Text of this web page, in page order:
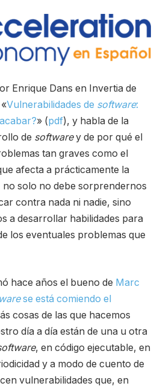
Enrique Dans en Invertia de
Vulnerabilidades de software:
» (pdf), y habla de la
de softwarey de por qué el
tan graves como el
afecta a prácticamente la
no solo no debe sorprendernos
contra nada ni nadie, sino
a desarrollar habilidades para
los eventuales problemas que
hace años el bueno de Marc
se está comiendo el
cosas de las que hacemos
día a día están de una u otra
, en código ejecutable, en
y a modo de cuento de
vulnerabilidades que, en